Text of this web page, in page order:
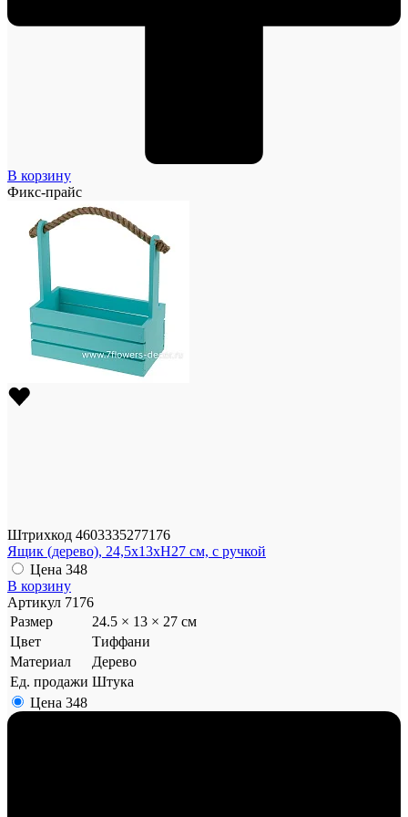
В корзину
Фикс-прайс
Штрихкод 4603335277176
Ящик (дерево), 24,5x13xH27 см, с ручкой
Цена 348
В корзину
Артикул 7176
Размер
24.5 × 13 × 27 см
Цвет
Тиффани
Материал
Дерево
Ед. продажи Штука
Цена 348